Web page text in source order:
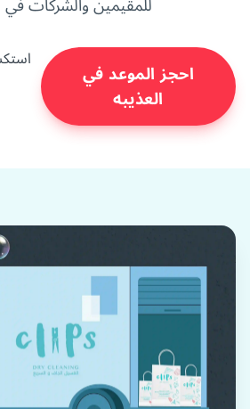
احجز الموعد في
العذيبه